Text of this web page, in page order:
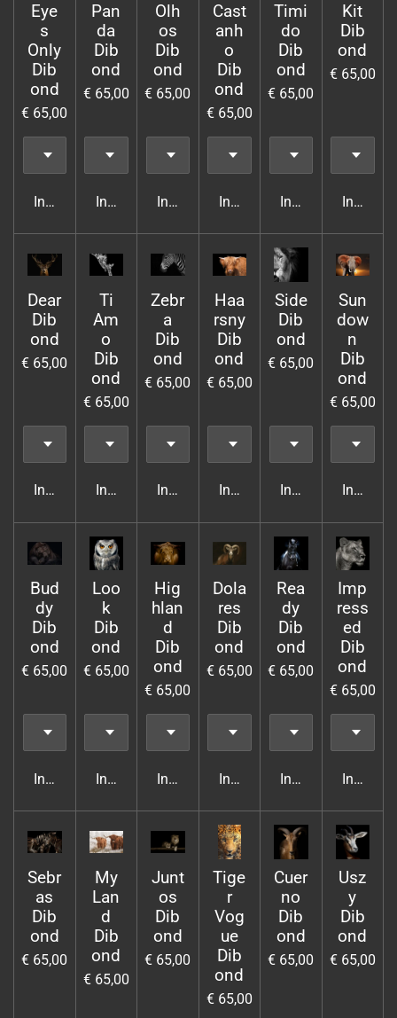
Eye
s
Only
Dib
ond
€ 65,00
In winkelwagen
Pan
da
Dib
ond
€ 65,00
In winkelwagen
Olh
os
Dib
ond
€ 65,00
In winkelwagen
Cast
anh
o
Dib
ond
€ 65,00
In winkelwagen
Timi
do
Dib
ond
€ 65,00
In winkelwagen
Kit
Dib
ond
€ 65,00
In
Dear
Dib
ond
€ 65,00
In winkelwagen
Ti
Am
o
Dib
ond
€ 65,00
In winkelwagen
Zebr
a
Dib
ond
€ 65,00
In winkelwagen
Haa
rsny
Dib
ond
€ 65,00
In winkelwagen
Side
Dib
ond
€ 65,00
In winkelwagen
Sun
dow
n
Dib
ond
€ 65,00
In
Bud
dy
Dib
ond
€ 65,00
In winkelwagen
Loo
k
Dib
ond
€ 65,00
In winkelwagen
Hig
hlan
d
Dib
ond
€ 65,00
In winkelwagen
Dola
res
Dib
ond
€ 65,00
In winkelwagen
Rea
dy
Dib
ond
€ 65,00
In winkelwagen
Imp
ress
ed
Dib
ond
€ 65,00
In
Sebr
as
Dib
ond
€ 65,00
My
Lan
d
Dib
ond
€ 65,00
Junt
os
Dib
ond
€ 65,00
Tige
r
Vog
ue
Dib
ond
€ 65,00
Cuer
no
Dib
ond
€ 65,00
Usz
y
Dib
ond
€ 65,00